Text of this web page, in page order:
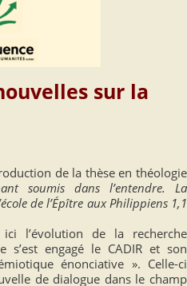
sur la
de la thèse en théologie
soumis dans l’entendre. La
de l’Épître aux Philippiens 1,1
l’évolution de la recherche
s’est engagé le CADIR et son
énonciative ». Celle-ci
de dialogue dans le champ